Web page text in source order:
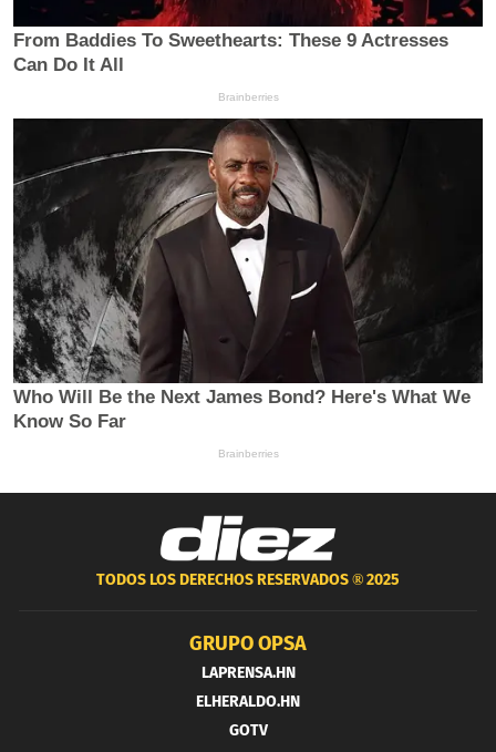
TODOS LOS DERECHOS RESERVADOS ®2025
GRUPO OPSA
LAPRENSA.HN
ELHERALDO.HN
GOTV